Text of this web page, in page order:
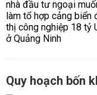
Quy hoạch bốn